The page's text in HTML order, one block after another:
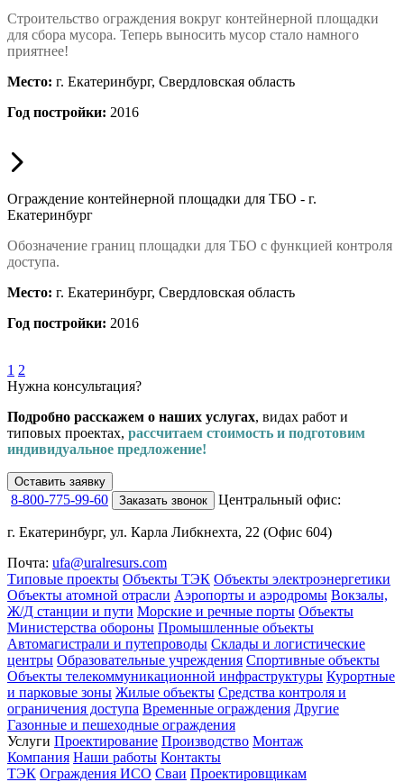
Строительство ограждения вокруг контейнерной площадки
для сбора мусора. Теперь выносить мусор стало намного
приятнее!
Место: г. Екатеринбург, Свердловская область
Год постройки: 2016
Ограждение контейнерной площадки для ТБО - г.
Екатеринбург
Обозначение границ площадки для ТБО с функцией контроля
доступа.
Место: г. Екатеринбург, Свердловская область
Год постройки: 2016
1 2
Нужна консультация?
Подробно расскажем о наших услугах, видах работ и
типовых проектах, рассчитаем стоимость и подготовим
индивидуальное предложение!
Оставить заявку
8-800-775-99-60 Заказать звонок Центральный офис:
г. Екатеринбург, ул. Карла Либкнехта, 22 (Офис 604)
Почта: ufa@uralresurs.com
Типовые проекты Объекты ТЭК Объекты электроэнергетики
Объекты атомной отрасли Аэропорты и аэродромы Вокзалы,
Ж/Д станции и пути Морские и речные порты Объекты
Министерства обороны Промышленные объекты
Автомагистрали и путепроводы Склады и логистические
центры Образовательные учреждения Спортивные объекты
Объекты телекоммуникационной инфраструктуры Курортные
и парковые зоны Жилые объекты Средства контроля и
ограничения доступа Временные ограждения Другие
Газонные и пешеходные ограждения
Услуги Проектирование Производство Монтаж
Компания Наши работы Контакты
ТЭК Ограждения ИСО Сваи Проектировщикам